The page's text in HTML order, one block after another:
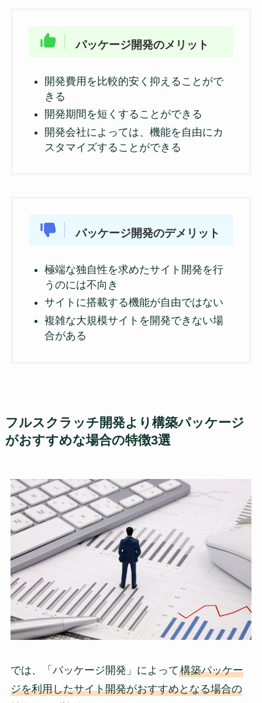
パッケージ開発のメリット
開発費用を比較的安く抑えることがで
きる
開発期間を短くすることができる
開発会社によっては、機能を自由にカ
スタマイズすることができる
パッケージ開発のデメリット
極端な独自性を求めたサイト開発を行
うのには不向き
サイトに搭載する機能が自由ではない
複雑な大規模サイトを開発できない場
合がある
フルスクラッチ開発より構築パッケージ
がおすすめな場合の特徴3選
では、「パッケージ開発」によって構築パッケー
ジを利用したサイト開発がおすすめとなる場合の